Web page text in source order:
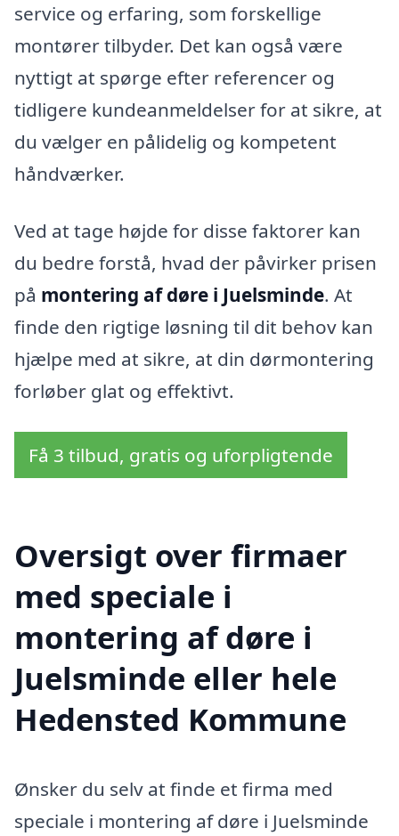
service og erfaring, som forskellige
montører tilbyder. Det kan også være
nyttigt at spørge efter referencer og
tidligere kundeanmeldelser for at sikre, at
du vælger en pålidelig og kompetent
håndværker.
Ved at tage højde for disse faktorer kan
du bedre forstå, hvad der påvirker prisen
på montering af døre i Juelsminde. At
finde den rigtige løsning til dit behov kan
hjælpe med at sikre, at din dørmontering
forløber glat og effektivt.
Få 3 tilbud, gratis og uforpligtende
Oversigt over firmaer
med speciale i
montering af døre i
Juelsminde eller hele
Hedensted Kommune
Ønsker du selv at finde et firma med
speciale i montering af døre i Juelsminde